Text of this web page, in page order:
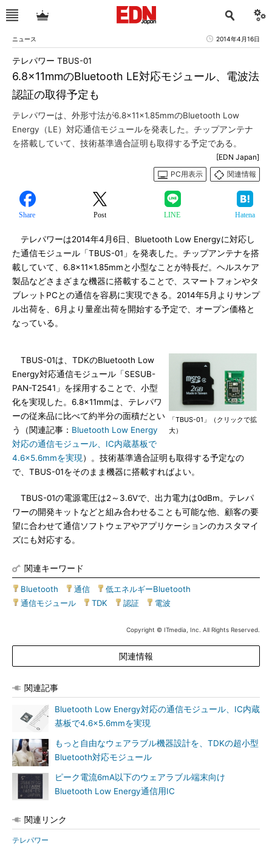
ニュース 2014年4月16日
6.8×11mmのBluetooth LE対応モジュール、電波法
認証の取得予定も
テレパワー TBUS-01
テレパワーは、外形寸法が6.8×11×1.85mmのBluetooth Low
Energy（LE）対応通信モジュールを発表した。チップアンテナ
を搭載していて、技術基準適合証明も取得する予定である。
[EDN Japan]
PC用表示
関連情報
Share Post LINE Hatena
テレパワーは2014年4月6日、Bluetooth Low Energyに対応し
た通信モジュール「TBUS-01」を発表した。チップアンテナを搭
載していて、6.8×11×1.85mmと小型なことが特長だ。ヘルスケア
製品などさまざまな機器に搭載することで、スマートフォンやタ
ブレットPCとの通信を容易に実現できる。2014年5月よりサンプ
ル出荷を、6月より量産出荷を開始する予定で、オープン価格と
なっている。
「TBUS-01」（クリックで拡
大）
TBUS-01は、TDKのBluetooth Low
Energy対応通信モジュール「SESUB-
PAN-T2541」を採用することで、小型
化を実現した。6.8×11mmは、テレパワ
ーの従来品に比べて約半分の面積だとい
う（関連記事： Bluetooth Low Energy
対応の通信モジュール、IC内蔵基板で
4.6×5.6mmを実現 ）。技術基準適合証明も取得する予定なの
で、TBUS-01をそのまま機器に搭載すればよい。
TBUS-01の電源電圧は2～3.6Vで、出力電力は0dBm。テレパ
ワーの開発キットなどと組み合わせることも可能な他、顧客の要
望に合わせて通信ソフトウェアやアプリケーションのカスタマイ
ズにも対応する。
関連キーワード
Bluetooth 通信 低エネルギーBluetooth
通信モジュール
TDK 認証 電波
Copyright © ITmedia, Inc. All Rights Reserved.
関連情報
関連記事
Bluetooth Low Energy対応の通信モジュール、IC内蔵
基板で4.6×5.6mmを実現
もっと自由なウェアラブル機器設計を、TDKの超小型
Bluetooth対応モジュール
ピーク電流6mA以下のウェアラブル端末向け
Bluetooth Low Energy通信用IC
関連リンク
テレパワー